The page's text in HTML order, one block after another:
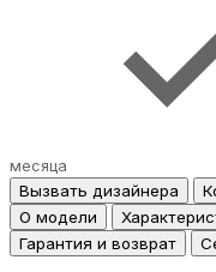
месяца
Вызвать дизайнера
О модели
Гарантия и возврат